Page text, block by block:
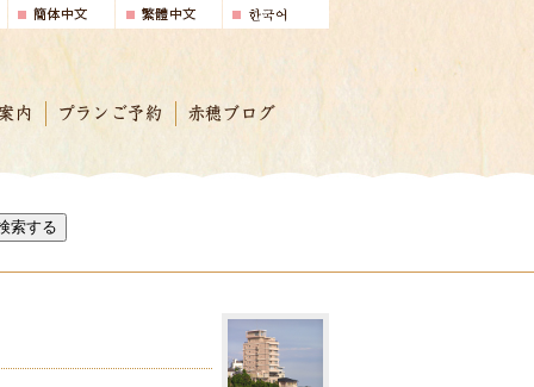
内 プランご予約 赤穂ブログ
索する